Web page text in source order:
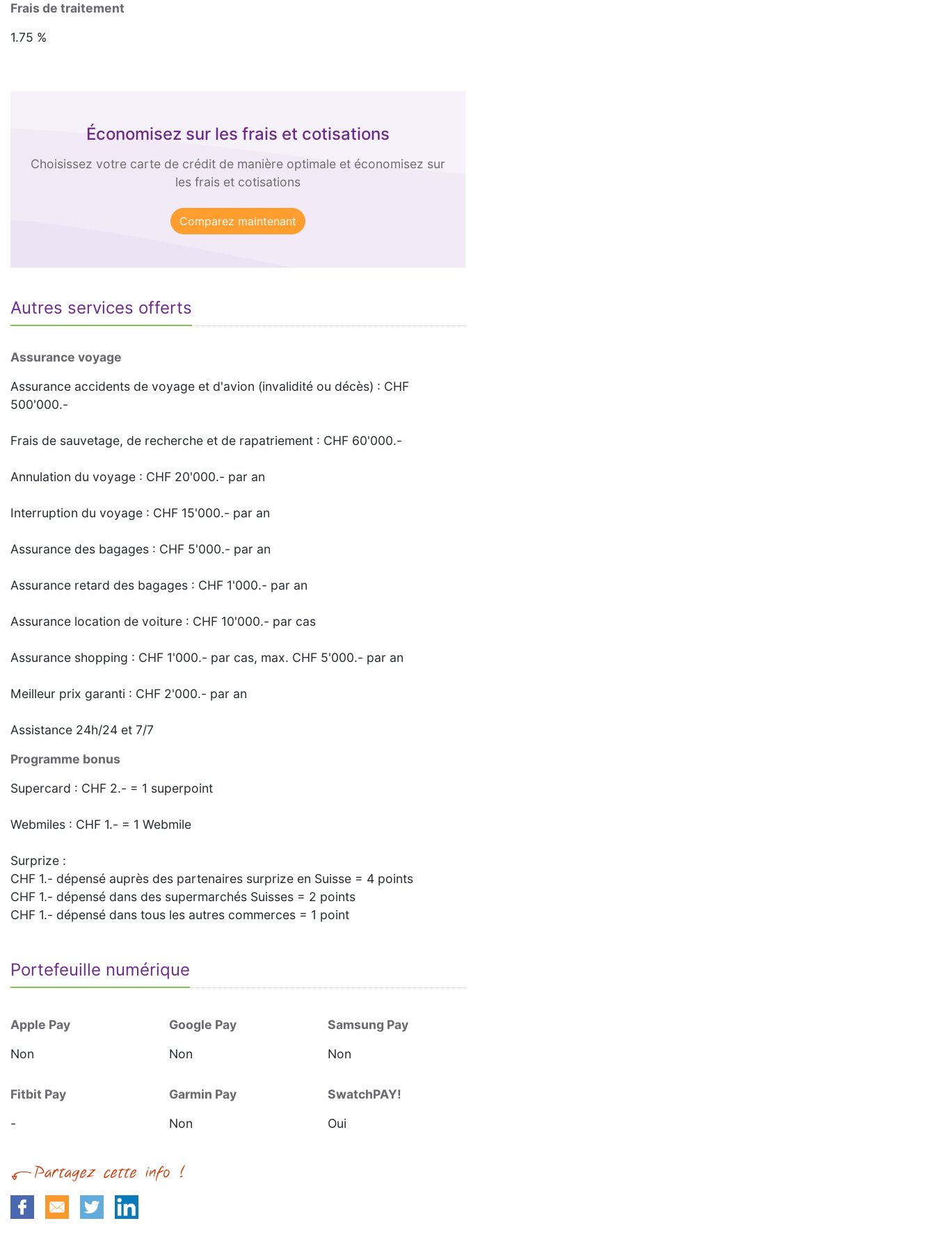
Frais de traitement
1.75 %
Économisez sur les frais et cotisations
Choisissez votre carte de crédit de manière optimale et économisez sur
les frais et cotisations
Autres services offerts
Assurance voyage
Assurance accidents de voyage et d'avion (invalidité ou décès) : CHF
500'000.-
Frais de sauvetage, de recherche et de rapatriement : CHF 60'000.-
Annulation du voyage : CHF 20'000.- par an
Interruption du voyage : CHF 15'000.- par an
Assurance des bagages : CHF 5'000.- par an
Assurance retard des bagages : CHF 1'000.- par an
Assurance location de voiture : CHF 10'000.- par cas
Assurance shopping : CHF 1'000.- par cas, max. CHF 5'000.- par an
Meilleur prix garanti : CHF 2'000.- par an
Assistance 24h/24 et 7/7
Programme bonus
Supercard : CHF 2.- = 1 superpoint
Webmiles : CHF 1.- = 1 Webmile
Surprize :
CHF 1.- dépensé auprès des partenaires surprize en Suisse = 4 points
CHF 1.- dépensé dans des supermarchés Suisses = 2 points
CHF 1.- dépensé dans tous les autres commerces = 1 point
Portefeuille numérique
Apple Pay
Non
Google Pay
Non
Samsung Pay
Non
Fitbit Pay
-
Garmin Pay
Non
SwatchPAY!
Oui